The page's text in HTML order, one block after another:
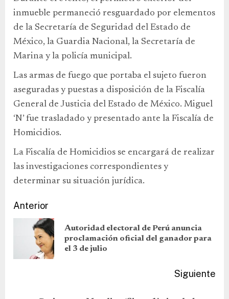
inmueble permaneció resguardado por elementos
de la Secretaría de Seguridad del Estado de
México, la Guardia Nacional, la Secretaría de
Marina y la policía municipal.
Las armas de fuego que portaba el sujeto fueron
aseguradas y puestas a disposición de la Fiscalía
General de Justicia del Estado de México. Miguel
‘N’ fue trasladado y presentado ante la Fiscalía de
Homicidios.
La Fiscalía de Homicidios se encargará de realizar
las investigaciones correspondientes y
determinar su situación jurídica.
Anterior
Autoridad electoral de Perú anuncia
proclamación oficial del ganador para
el 3 de julio
Siguiente